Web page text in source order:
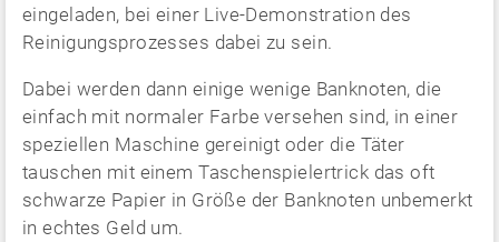
eingeladen, bei einer Live-Demonstration des
Reinigungsprozesses dabei zu sein.
Dabei werden dann einige wenige Banknoten, die
einfach mit normaler Farbe versehen sind, in einer
speziellen Maschine gereinigt oder die Täter
tauschen mit einem Taschenspielertrick das oft
schwarze Papier in Größe der Banknoten unbemerkt
in echtes Geld um.